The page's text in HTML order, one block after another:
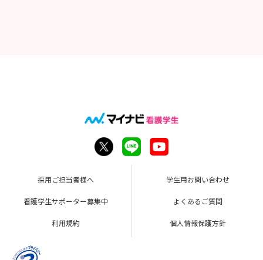
採用ご担当者様へ 学生用お問い合わせ
看護学生サポーター募集中 よくあるご質問
利用規約 個人情報保護方針